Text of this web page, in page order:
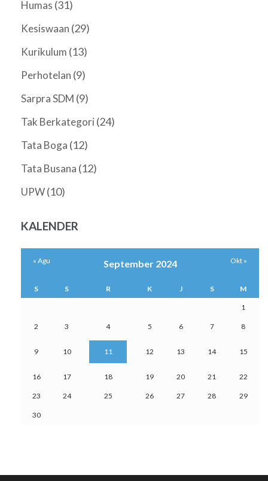
Humas (31)
Kesiswaan (29)
Kurikulum (13)
Perhotelan (9)
Sarpra SDM (9)
Tak Berkategori (24)
Tata Boga (12)
Tata Busana (12)
UPW(10)
KALENDER
September 2024
S S R K J S M
1
2 3 4 5 6 7 8
9 10 11 12 13 14 15
16 17 18 19 20 21 22
23 24 25 26 27 28 29
30
« Agu Okt »